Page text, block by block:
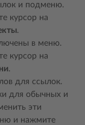
и подменю.
курсор на
.
в меню.
курсор на
.
для ссылок.
для обычных и
эти
и нажмите